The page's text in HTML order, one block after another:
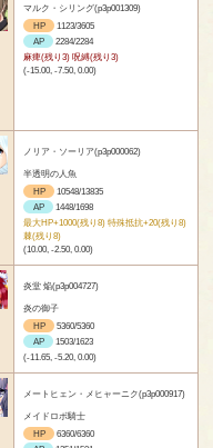
マルク・シリング(p3p001309)
HP
1123/3605
AP
2284/2284
麻痺(残り3) 呪縛(残り3)
(-15.00, -7.50, 0.00)
ノリア・ソーリア(p3p000062)
半透明の人魚
HP
10548/13835
AP
1448/1698
最大HP+1000(残り8) 特殊抵抗+20(残り8)
棘(残り8)
(10.00, -2.50, 0.00)
炎堂 焔(p3p004727)
炎の御子
HP
5360/5360
AP
1503/1623
(-11.65, -5.20, 0.00)
メートヒェン・メヒャーニク(p3p000917)
メイドロボ騎士
HP
6360/6360